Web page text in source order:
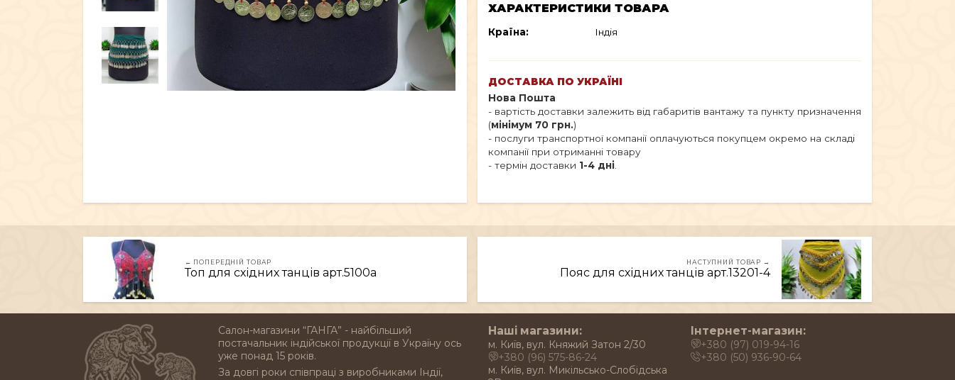
ХАРАКТЕРИСТИКИ ТОВАРА
Країна: Індія
ДОСТАВКА ПО УКРАЇНІ
Нова Пошта
- вартість доставки залежить від габаритів вантажу та пункту призначення
(мінімум 70 грн.)
- послуги транспортної компанії оплачуються покупцем окремо на складі
компанії при отриманні товару
- термін доставки 1-4 дні
← ПОПЕРЕДНІЙ ТОВАР
Топ для східних танців арт.5100a
НАСТУПНИЙ ТОВАР →
Пояс для східних танців арт.13201-4
Салон-магазини “ГАНГА” - найбільший
постачальник індійської продукції в Україну ось
уже понад 15 років.
За довгі роки співпраці з виробниками Індії,
Наші магазини:
м. Київ, вул. Княжий Затон 2/30
+380 (96) 575-86-24
м. Київ, вул. Микільсько-Слобідська
Інтернет-магазин:
+380 (97) 019-94-16
+380 (50) 936-90-64